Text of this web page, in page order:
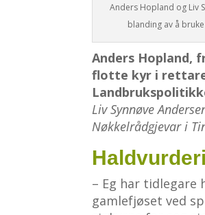
Anders Hopland og Liv
blanding av å
Anders Hopland,
flotte kyr i rettare
Liv Synnøve
Nøkkelrådgjevar i
– Eg har
gamlefjøset ved